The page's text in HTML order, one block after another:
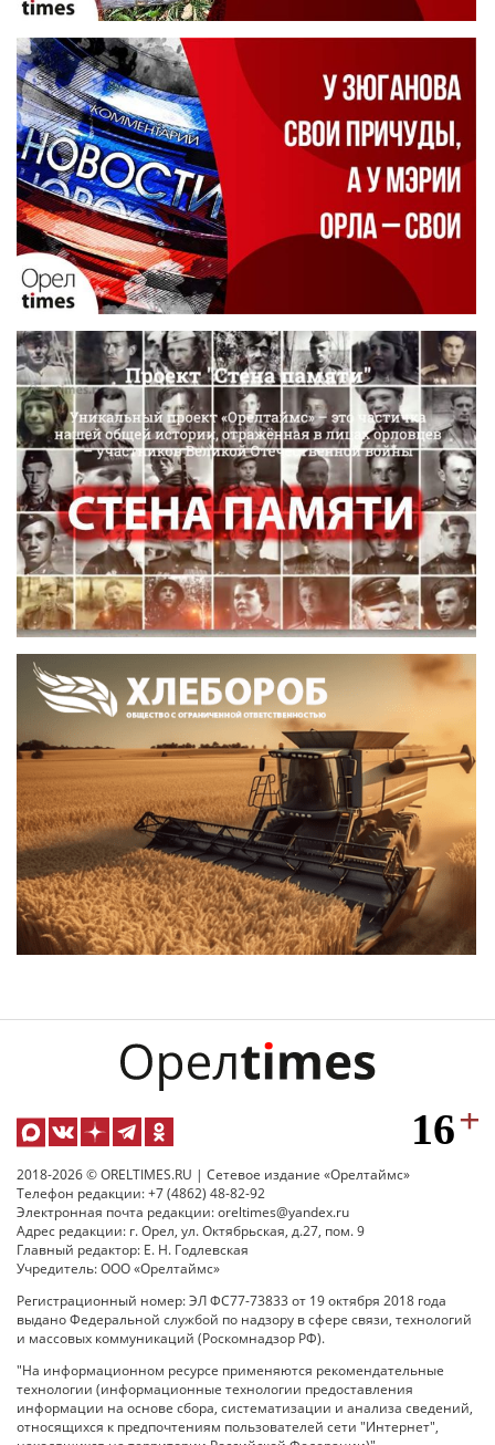
2018-2026 © ORELTIMES.RU | Сетевое издание «Орелтаймс»
Телефон редакции: +7 (4862) 48-82-92
Электронная почта редакции: oreltimes@yandex.ru
Адрес редакции: г. Орел, ул. Октябрьская, д.27, пом. 9
Главный редактор: Е. Н. Годлевская
Учредитель: ООО «Орелтаймс»
Регистрационный номер: ЭЛ ФС77-73833 от 19 октября 2018 года
выдано Федеральной службой по надзору в сфере связи, технологий
и массовых коммуникаций (Роскомнадзор РФ).
"На информационном ресурсе применяются рекомендательные
технологии (информационные технологии предоставления
информации на основе сбора, систематизации и анализа сведений,
относящихся к предпочтениям пользователей сети "Интернет",